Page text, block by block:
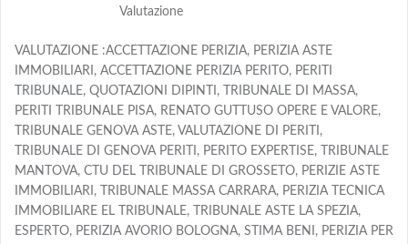
Valutazione
VALUTAZIONE :ACCETTAZIONE PERIZIA, PERIZIA ASTE
IMMOBILIARI, ACCETTAZIONE PERIZIA PERITO, PERITI
TRIBUNALE, QUOTAZIONI DIPINTI, TRIBUNALE DI MASSA,
PERITI TRIBUNALE PISA, RENATO GUTTUSO OPERE E VALORE,
TRIBUNALE GENOVA ASTE, VALUTAZIONE DI PERITI,
TRIBUNALE DI GENOVA PERITI, PERITO EXPERTISE, TRIBUNALE
MANTOVA, CTU DEL TRIBUNALE DI GROSSETO, PERIZIE ASTE
IMMOBILIARI, TRIBUNALE MASSA CARRARA, PERIZIA TECNICA
IMMOBILIARE EL TRIBUNALE, TRIBUNALE ASTE LA SPEZIA,
ESPERTO, PERIZIA AVORIO BOLOGNA, STIMA BENI, PERIZIA PER